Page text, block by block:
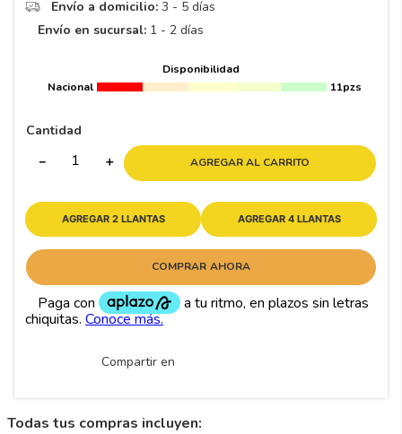
Envío a domicilio: 3 - 5 días
Envío en sucursal: 1 - 2 días
Disponibilidad
Nacional
11pzs
Cantidad
＋
－ AGREGAR AL CARRITO
AGREGAR 2 LLANTAS AGREGAR 4 LLANTAS
COMPRAR AHORA
Compartir en
Todas tus compras incluyen:
9
10.
265